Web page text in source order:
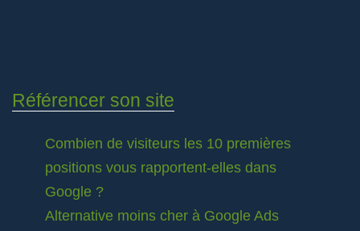
Référencer son site
Combien de visiteurs les 10 premières
positions vous rapportent-elles dans
Google ?
Alternative moins cher à Google Ads